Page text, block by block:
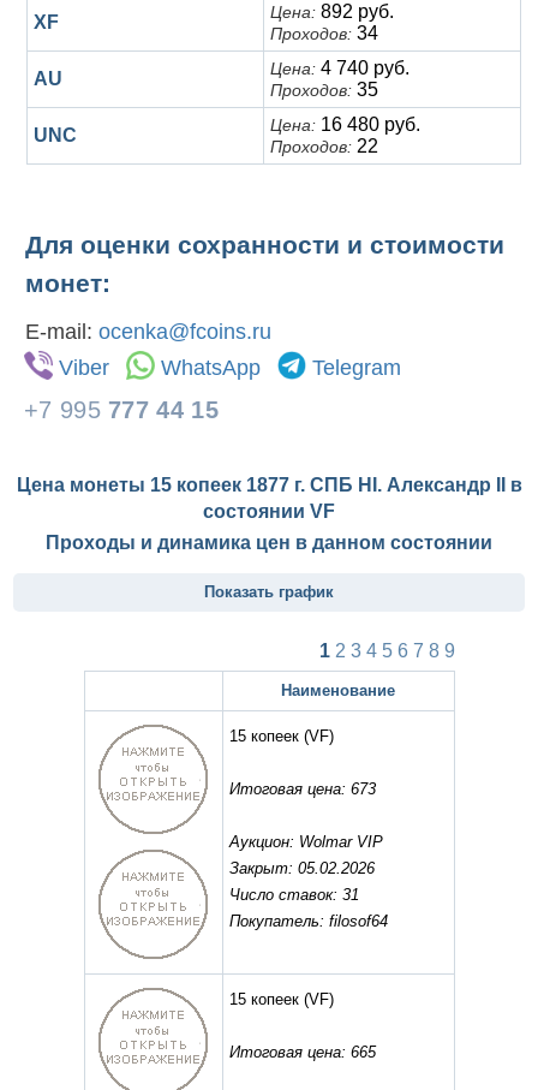
XF Цена: 892 руб.
Проходов: 34
AU Цена: 4 740 руб.
Проходов: 35
UNC Цена: 16 480 руб.
Проходов: 22
Для оценки сохранности и стоимости
монет:
E-mail: ocenka@fcoins.ru
Viber
WhatsApp Telegram
+7 995 777 44 15
Цена монеты 15 копеек 1877 г. СПБ HI. Александр II в
состоянии VF
Проходы и динамика цен в данном состоянии
Показать график
1 2 3 4 5 6 7 8 9
Наименование
15 копеек(VF)
Итоговая цена: 673
Аукцион: Wolmar VIP
Закрыт: 05.02.2026
Число ставок: 31
Покупатель: filosof64
15 копеек(VF)
Итоговая цена: 665